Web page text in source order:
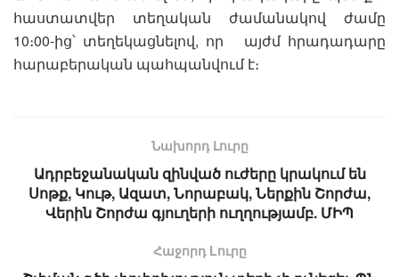
հաստատվեր տեղական ժամանակով ժամը
10։00-ից՝ տեղեկացնելով, որ այժմ հրադադարը
հարաբերական պահպանվում է։
Նախորդ Լուրը
Ադրբեջանական զինված ուժերը կրակում են
Սոթք, Կութ, Ազատ, Նորաբակ, Ներքին Շորժա,
Վերին Շորժա գյուղերի ուղղությամբ. ՄԻՊ
Հաջորդ Lուրը